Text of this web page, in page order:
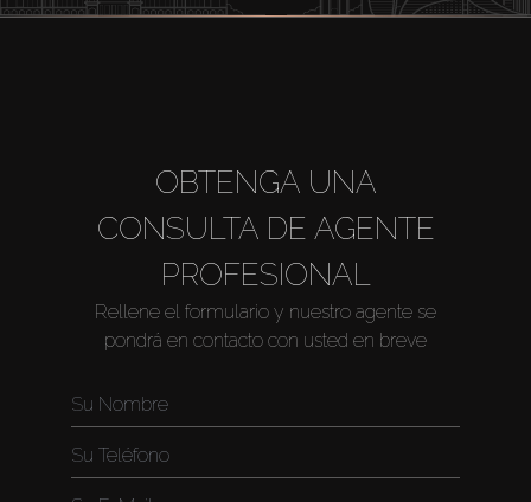
OBTENGA UNA
CONSULTA DE AGENTE
PROFESIONAL
Rellene el formulario y nuestro agente se
pondrá en contacto con usted en breve